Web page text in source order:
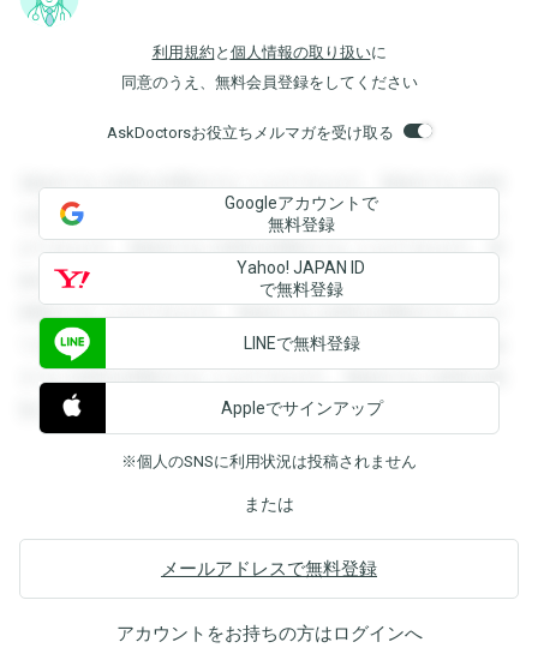
利用規約 と 個人情報の取り扱いに
同意のうえ、無料会員登録をしてください
AskDoctorsお役立ちメルマガを受け取る
登録すると回答を閲覧することができます。登録すると回答
を閲覧することができます。登録すると回答を閲覧すること
ができます。登録すると回答を閲覧することができます。登
録すると回答を閲覧することができます。登録すると回答を
閲覧することができます。登録すると回答を閲覧することが
できます。登録すると回答を閲覧することができます。登録
すると回答を閲覧することができます。登録すると回答を閲
覧することができます。
Googleアカウントで
無料登録
Yahoo! JAPAN ID
で無料登録
LINEで無料登録
Appleでサインアップ
※個人のSNSに利用状況は投稿されません
または
メールアドレスで無料登録
アカウントをお持ちの方はログインへ